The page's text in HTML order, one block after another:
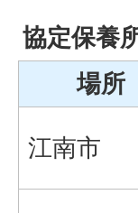
協定保養
場所
江南市